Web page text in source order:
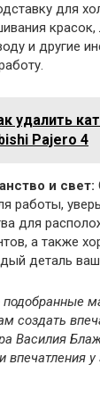
для
красок,
и другие
удалить
Pajero 4
и свет:
работы,
для
а также
деталь
подобранные
создать
Василия
у